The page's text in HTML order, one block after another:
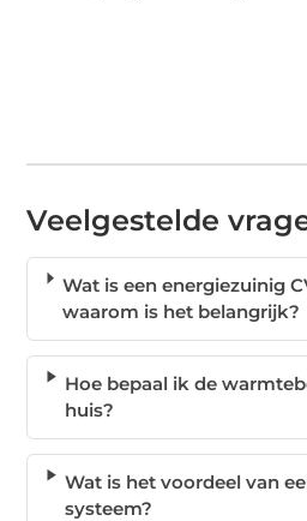
Veelgestelde
Wat is een energiezuinig
waarom is het belangrijk?
Hoe bepaal ik de
huis?
Wat is het voordeel van
systeem?